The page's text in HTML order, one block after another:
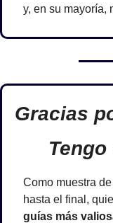
y, en su mayoría,
Gracias
Como muestra
hasta el final,
guías más